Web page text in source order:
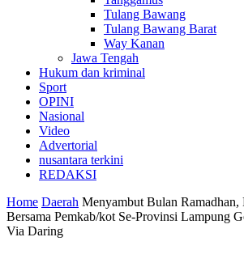
Tulang Bawang
Tulang Bawang Barat
Way Kanan
Jawa Tengah
Hukum dan kriminal
Sport
OPINI
Nasional
Video
Advertorial
nusantara terkini
REDAKSI
Home Daerah Menyambut Bulan Ramadhan,
Bersama Pemkab/kot Se-Provinsi Lampung
Via Daring